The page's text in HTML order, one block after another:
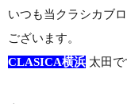
いつも当クラシカブ
ございます。
CLASICA横浜 太田で